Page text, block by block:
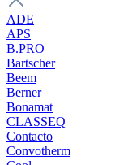
ADE
APS
B.PRO
Bartscher
Beem
Berner
Bonamat
CLASSEQ
Contacto
Convotherm